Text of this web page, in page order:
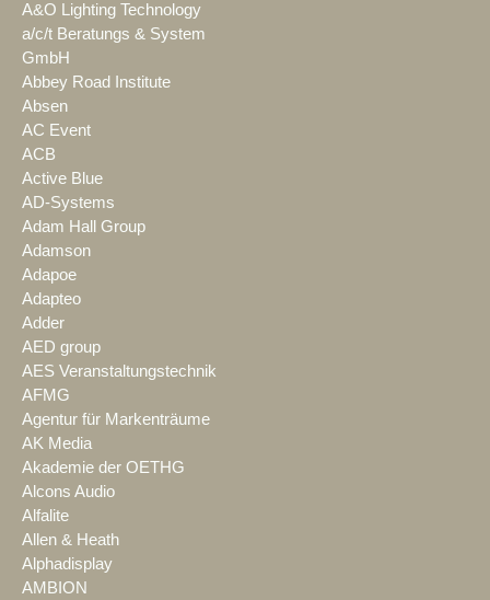
A&O Lighting Technology
a/c/t Beratungs & System
GmbH
Abbey Road Institute
Absen
AC Event
ACB
Active Blue
AD-Systems
Adam Hall Group
Adamson
Adapoe
Adapteo
Adder
AED group
AES Veranstaltungstechnik
AFMG
Agentur für Markenträume
AK Media
Akademie der OETHG
Alcons Audio
Alfalite
Allen & Heath
Alphadisplay
AMBION